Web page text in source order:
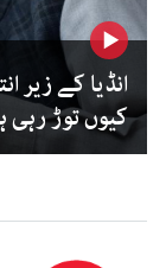
انڈیا کے زیر
کیوں توڑ رہی